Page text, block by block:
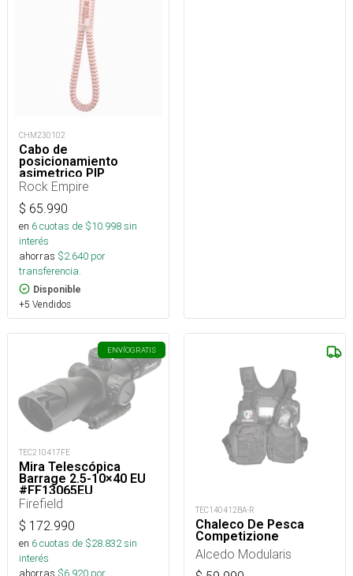
CHM230102
Cabo de
posicionamiento
asimetrico PIP
regulable 15 a 85 cm
Rock Empire
$ 65.990
en 6cuotas de $10.998sin
interés
ahorras $2.640 por
transferencia.
Disponible
+5 Vendidos
ENVÍOGRATIS
TEC210417FE
Mira Telescópica
Barrage 2.5-10×40 EU
#FF13065EU
Firefield
$ 172.990
en 6cuotas de $28.832sin
interés
TEC140412BA-R
Chaleco De Pesca
Competizione
Alcedo Modularis